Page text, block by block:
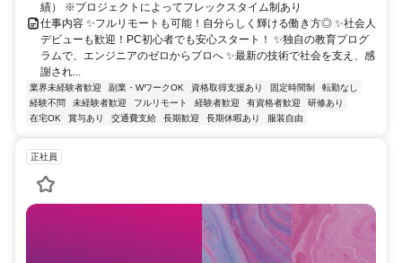
績） ※プロジェクトによってフレックスタイム制あり
仕事内容 ✨フルリモートも可能！自分らしく輝ける働き方◎ ✨社会人
デビューも歓迎！PC初心者でも安心スタート！ ✨独自の教育プログ
ラムで、エンジニアのゼロからプロへ ✨最新の技術で社会を支え、感
謝され...
業界未経験者歓迎 副業・WワークOK 資格取得支援あり 固定時間制
転勤なし
経験不問
未経験者歓迎 フルリモート 経験者歓迎 有資格者歓迎
研修あり
在宅OK
賞与あり 交通費支給 長期歓迎 長期休暇あり 服装自由
正社員